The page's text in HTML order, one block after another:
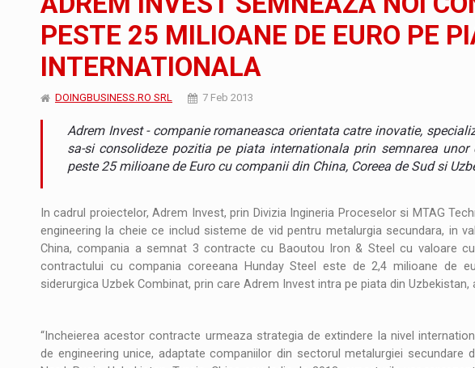
ARTICOLE Producatorii si comerciantii care nu se supun noilor
INTERVIURI LEADERSHIP IN MISCARE
CU BATERIILE PERMANENT INCARCATE
INTERVIURI PUTTING ROMANIAN CORPORATE COMPANIES ON THE
INTERVIURI COFFEE IS OUR LOVE LANGUAGE
STIRI Hard Enduro Piatra Craiului 2026, fueled by benzinariile RO
STIRI Fondul de investitii BoldMind si echipa de management a Pall-
STIRI RANGE ROVER DEZVALUIE AL CINCILEA MEMBRU AL FAMILIEI:
PESTE 25 MILIOANE DE EURO PE
INTERNATIONALA
DOINGBUSINESS.RO SRL 7 Feb 2013
Adrem Invest - companie romaneasca orientata catre inovatie,
sa-si consolideze pozitia pe piata internationala prin semnarea
peste 25 milioane de Euro cu companii din China, Coreea de Sud si
In cadrul proiectelor, Adrem Invest, prin Divizia Ingineria Proceselor si MTAG
engineering la cheie ce includ sisteme de vid pentru metalurgia secundara, in
China, compania a semnat 3 contracte cu Baoutou Iron & Steel cu valoare
contractului cu compania coreeana Hunday Steel este de 2,4 milioane de
siderurgica Uzbek Combinat, prin care Adrem Invest intra pe piata din
“Incheierea acestor contracte urmeaza strategia de extindere la nivel
de engineering unice, adaptate companiilor din sectorul metalurgiei secundare